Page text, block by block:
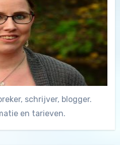
schrijver, blogger.
en tarieven.